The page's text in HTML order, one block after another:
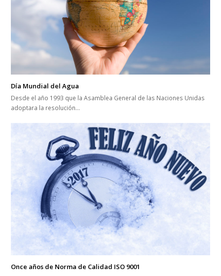
Día Mundial del Agua
Desde el año 1993 que la Asamblea General de las Naciones Unidas
adoptara la resolución…
Once años de Norma de Calidad ISO 9001